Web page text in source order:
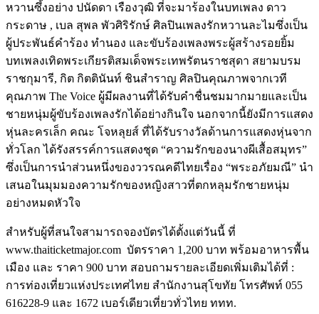
หวานซึ้งอย่าง ปนัดดา เรืองวุฒิ ที่จะมาร้องในบทเพลง ดาว
กระดาษ , เบล สุพล พัวศิริรักษ์ ศิลปินเพลงรักหวานละไมซึ่งเป็น
ผู้ประพันธ์คำร้อง ทำนอง และขับร้องเพลงพระผู้สร้างรอยยิ้ม
บทเพลงเทิดพระเกียรติสมเด็จพระเทพรัตนราชสุดา สยามบรม
ราชกุมารี, กิต กิตตินันท์ ชินสำราญ ศิลปินคุณภาพจากเวที
คุณภาพ The Voice ผู้มีผลงานที่ได้รับคำชื่นชมมากมายและเป็น
ชายหนุ่มผู้ขับร้องเพลงรักได้อย่างกินใจ นอกจากนี้ยังมีการแสดง
หุ่นละครเล็ก คณะ โจหลุยส์ ที่ได้รับรางวัลด้านการแสดงหุ่นจาก
ทั่วโลก ได้รังสรรค์การแสดงชุด “ความรักของนางผีเสื้อสมุทร”
ซึ่งเป็นการนำส่วนหนึ่งของววรณคดีไทยเรื่อง “พระอภัยมณี” นำ
เสนอในมุมมองความรักของหญิงสาวที่ตกหลุมรักชายหนุ่ม
อย่างหมดหัวใจ
สำหรับผู้ที่สนใจสามารถจองบัตรได้ตั้งแต่วันนี้ ที่
www.thaiticketmajor.com บัตรราคา 1,200 บาท พร้อมอาหารพื้น
เมือง และ ราคา 900 บาท สอบถามรายละเอียดเพิ่มเติมได้ที่ :
การท่องเที่ยวแห่งประเทศไทย สำนักงานสุโขทัย โทรศัพท์ 055
616228-9 และ 1672 เบอร์เดียวเที่ยวทั่วไทย ททท.